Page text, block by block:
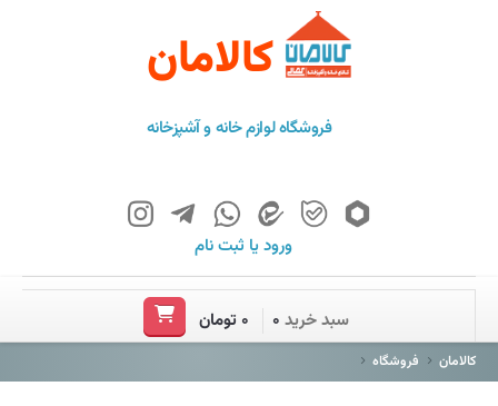
کالامان
فروشگاه لوازم خانه و آشپزخانه
ورودیا ثبت نام
فروشگاه
سبد خرید ۰ ۰ تومان
کالامان فروشگاه